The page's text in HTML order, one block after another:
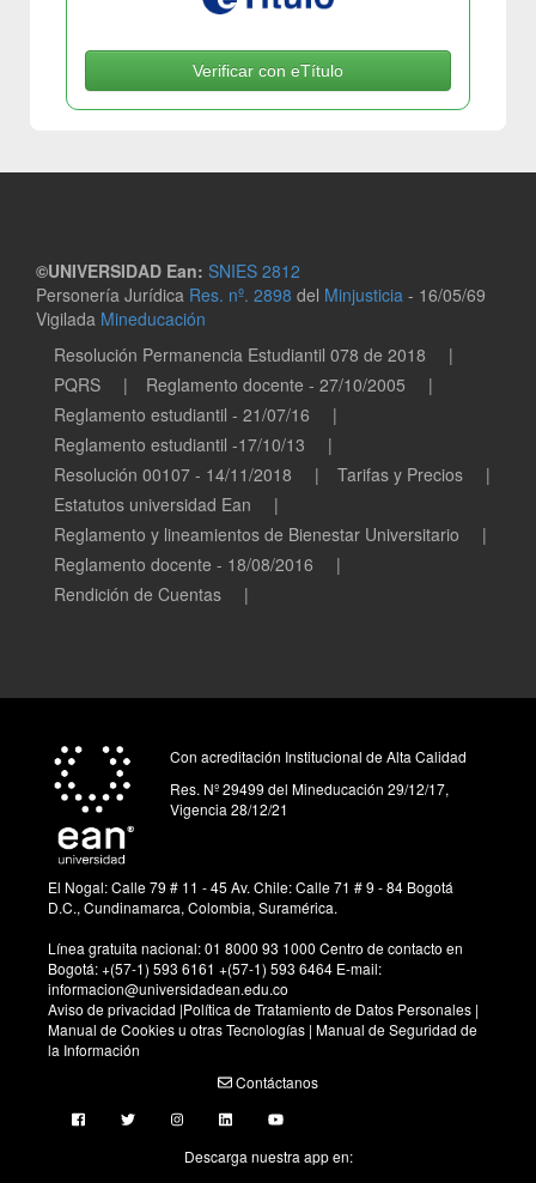
©UNIVERSIDAD Ean: SNIES 2812
Personería Jurídica Res. nº. 2898 del Minjusticia - 16/05/69
Vigilada Mineducación
Legales
Resolución Permanencia Estudiantil 078 de 2018
PQRS
Reglamento docente - 27/10/2005
Reglamento estudiantil - 21/07/16
Reglamento estudiantil -17/10/13
Resolución 00107 - 14/11/2018
Tarifas y Precios
Estatutos universidad Ean
Reglamento y lineamientos de Bienestar Universitario
Reglamento docente - 18/08/2016
Rendición de Cuentas
Con acreditación Institucional de Alta Calidad
Res. Nº 29499 del Mineducación 29/12/17,
Vigencia 28/12/21
El Nogal: Calle 79 # 11 - 45 Av. Chile: Calle 71 # 9 - 84 Bogotá
D.C., Cundinamarca, Colombia, Suramérica.
Línea gratuita nacional:01 8000 93 1000 Centro de contacto en
Bogotá:+(57-1) 593 6161 +(57-1) 593 6464 E-mail:
informacion@universidadean.edu.co
Aviso de privacidad |Política de Tratamiento de Datos Personales |
Manual de Cookies u otras Tecnologías | Manual de Seguridad de
la Información
Contáctanos
Descarga nuestra app en: